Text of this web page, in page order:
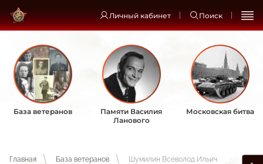
Личный кабинет Поиск
База ветеранов
Памяти Василия
Ланового
Московская битва
Главная База ветеранов Шумилин Всеволод Ильич